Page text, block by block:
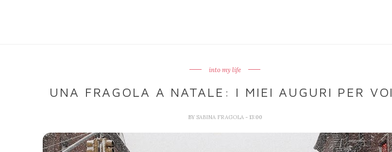
into my life
UNA FRAGOLA A NATALE: I MIEI AUGURI PER
BY SABINA FRAGOLA - 13:00